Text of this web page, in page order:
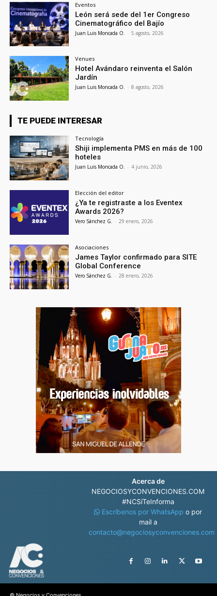
Eventos
León será sede del 1er Congreso
Cinematográfico del Bajío
Juan Luis Moncada O. - 5 agosto, 2026
Venues
Hotel Avándaro reinventa el Salón
Jardín
Juan Luis Moncada O. - 8 agosto, 2026
TE PUEDE INTERESAR
Tecnología
Shiji implementa PMS en más de 100
hoteles
Juan Luis Moncada O. - 4 junio, 2026
Elección del editor
¿Ya te registraste a los Eventex
Awards 2026?
Vero Sánchez G. - 29 enero, 2026
Asociaciones
James Taylor confirmado para SITE
Global Conference
Vero Sánchez G. - 28 enero, 2026
Acerca de
NEGOCIOSYCONVENCIONES.COM
#NCSíTeInforma
Escríbenos por WhatsAppo por
mail a
contacto@negociosyconvenciones.com